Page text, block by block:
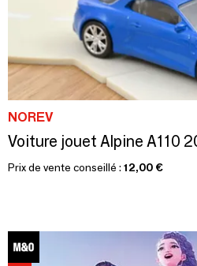
NOREV
Prix de vente conseillé : 12,00 €